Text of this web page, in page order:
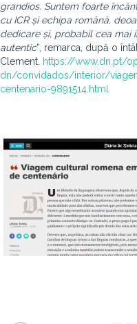
grandios. Suntem foarte
cu ICRși echipa română,
dedicare și, probabil cea mai
autentic“, remarca, după o
Clement. https://www.dn.pt/
dn/convidados/interior/
centenario-9891514.html